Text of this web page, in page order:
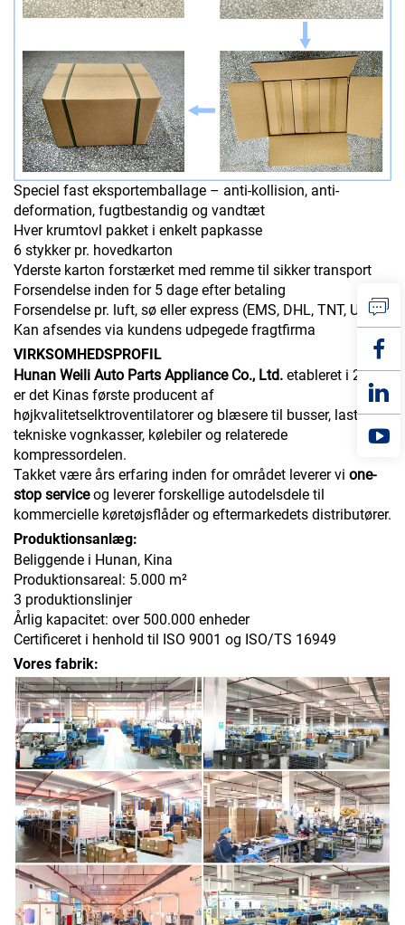
Speciel fast eksportemballage – anti-kollision, anti-
deformation, fugtbestandig og vandtæt
Hver krumtovl pakket i enkelt papkasse
6 stykker pr. hovedkarton
Yderste karton forstærket med remme til sikker transport
Forsendelse inden for 5 dage efter betaling
Forsendelse pr. luft, sø eller express (EMS, DHL, TNT, UPS)
Kan afsendes via kundens udpegede fragtfirma
VIRKSOMHEDSPROFIL
Hunan Weili Auto Parts Appliance Co., Ltd. etableret i 2007,
er det Kinas første producent af
højkvalitetselktroventilatorer og blæsere til busser, lastbiler,
tekniske vognkasser, kølebiler og relaterede
kompressordelen.
Takket være års erfaring inden for området leverer vi one-
stop serviceog leverer forskellige autodelsdele til
kommercielle køretøjsflåder og eftermarkedets distributører.
Produktionsanlæg:
Beliggende i Hunan, Kina
Produktionsareal: 5.000 m²
3 produktionslinjer
Årlig kapacitet: over 500.000 enheder
Certificeret i henhold til ISO 9001 og ISO/TS 16949
Vores fabrik: